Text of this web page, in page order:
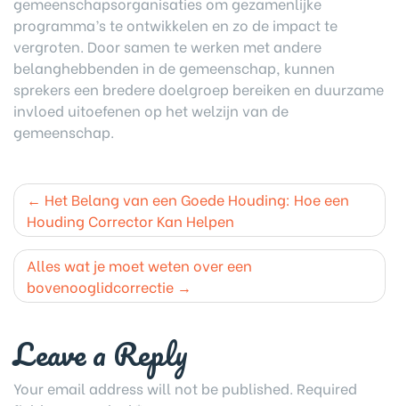
programma’s te ontwikkelen en zo de impact te
vergroten. Door samen te werken met andere
belanghebbenden in de gemeenschap, kunnen
sprekers een bredere doelgroep bereiken en duurzame
invloed uitoefenen op het welzijn van de
gemeenschap.
Post
navigation
Het Belang van een Goede Houding: Hoe een
Houding Corrector Kan Helpen
Alles wat je moet weten over een
bovenooglidcorrectie
Leave a Reply
Your email address will not be published. Required